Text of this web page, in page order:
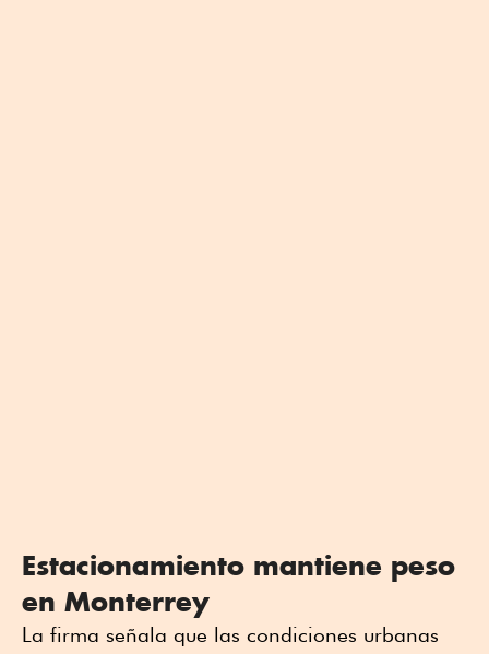
Estacionamiento mantiene peso
en Monterrey
La firma señala que las condiciones urbanas